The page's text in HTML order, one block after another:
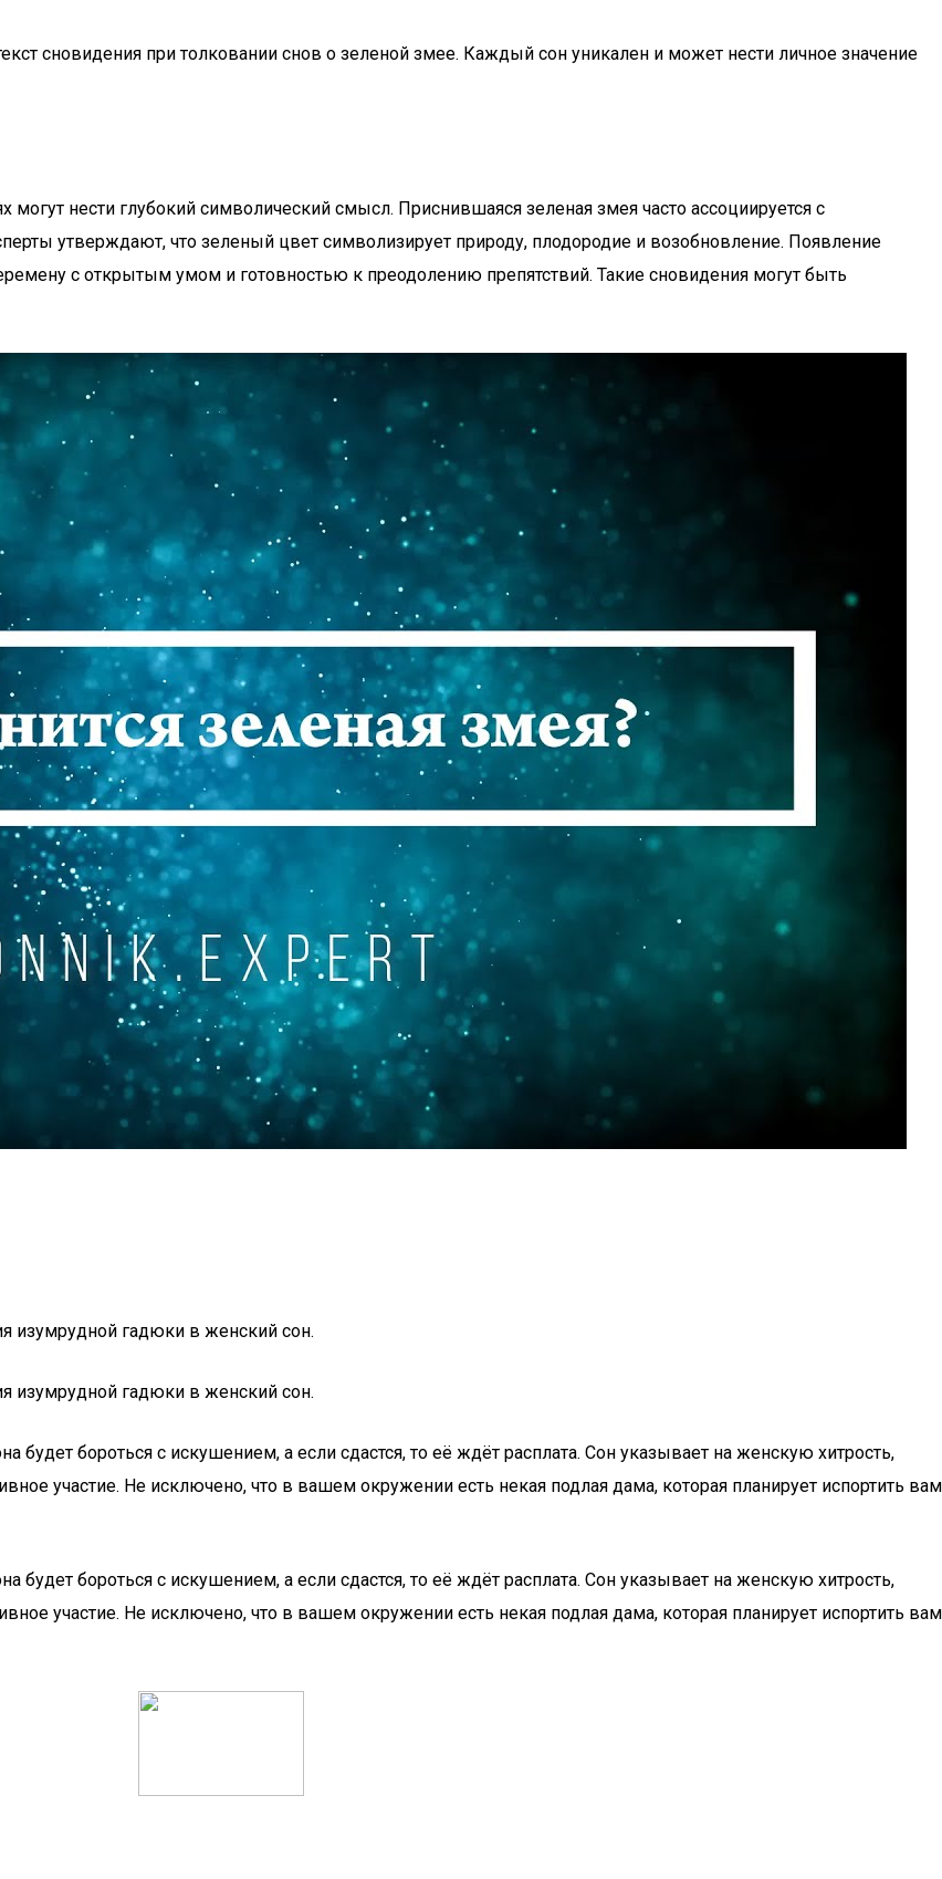
сновидения при толковании снов о зеленой змее. Каждый сон уникален и может нести личное значение
нести глубокий символический смысл. Приснившаяся зеленая змея часто ассоциируется с
утверждают, что зеленый цвет символизирует природу, плодородие и возобновление. Появление
с открытым умом и готовностью к преодолению препятствий. Такие сновидения могут быть
изумрудной гадюки в женский сон.
изумрудной гадюки в женский сон.
бороться с искушением, а если сдастся, то её ждёт расплата. Сон указывает на женскую хитрость,
участие. Не исключено, что в вашем окружении есть некая подлая дама, которая планирует испортить вам
бороться с искушением, а если сдастся, то её ждёт расплата. Сон указывает на женскую хитрость,
участие. Не исключено, что в вашем окружении есть некая подлая дама, которая планирует испортить вам